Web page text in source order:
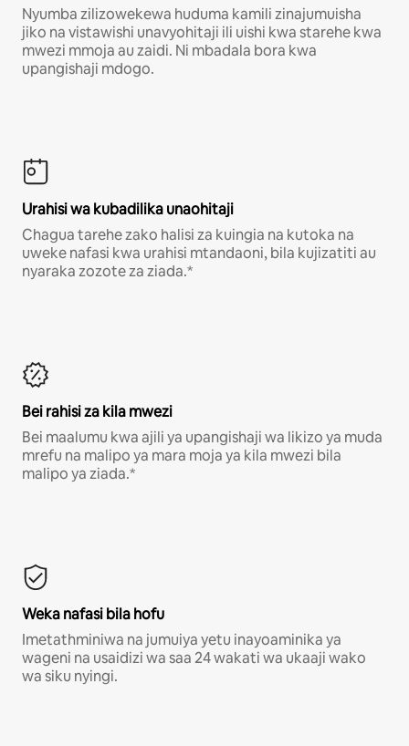
Nyumba zilizowekewa huduma kamili zinajumuisha
jiko na vistawishi unavyohitaji ili uishi kwa starehe kwa
mwezi mmoja au zaidi. Ni mbadala bora kwa
upangishaji mdogo.
Urahisi wa kubadilika unaohitaji
Chagua tarehe zako halisi za kuingia na kutoka na
uweke nafasi kwa urahisi mtandaoni, bila kujizatiti au
nyaraka zozote za ziada.*
Bei rahisi za kila mwezi
Bei maalumu kwa ajili ya upangishaji wa likizo ya muda
mrefu na malipo ya mara moja ya kila mwezi bila
malipo ya ziada.*
Weka nafasi bila hofu
Imetathminiwa na jumuiya yetu inayoaminika ya
wageni na usaidizi wa saa 24 wakati wa ukaaji wako
wa siku nyingi.